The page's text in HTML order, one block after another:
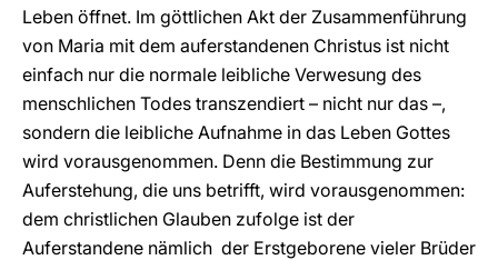
Leben öffnet. Im göttlichen Akt der Zusammenführung
von Maria mit dem auferstandenen Christus ist nicht
einfach nur die normale leibliche Verwesung des
menschlichen Todes transzendiert – nicht nur das –,
sondern die leibliche Aufnahme in das Leben Gottes
wird vorausgenommen. Denn die Bestimmung zur
Auferstehung, die uns betrifft, wird vorausgenommen:
dem christlichen Glauben zufolge ist der
Auferstandene nämlich der Erstgeborene vieler Brüder